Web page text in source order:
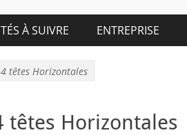
À SUIVRE ENTREPRISE
4 têtes Horizontales
têtes Horizontales